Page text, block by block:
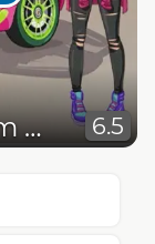
Girls Fix It Gwen's Dream Car 6.5